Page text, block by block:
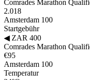
Comrades Marathon
2.018
Amsterdam 100
Startgebühr
◀ZAR 400
Comrades Marathon
€95
Amsterdam 100
Temperatur